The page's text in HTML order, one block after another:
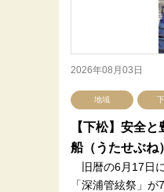
2026年08月03日
地域
【下松】安全
船（うたせぶね
旧暦の6月17日
「深浦管絃祭」